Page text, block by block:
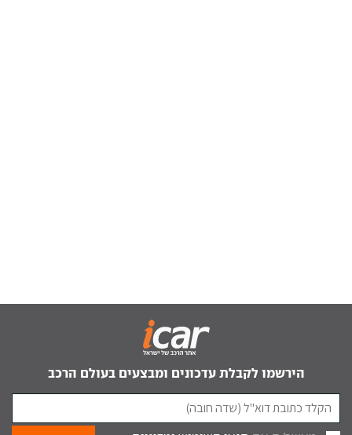
הירשמו לקבלת עדכונים ומבצעים בעולם הרכב